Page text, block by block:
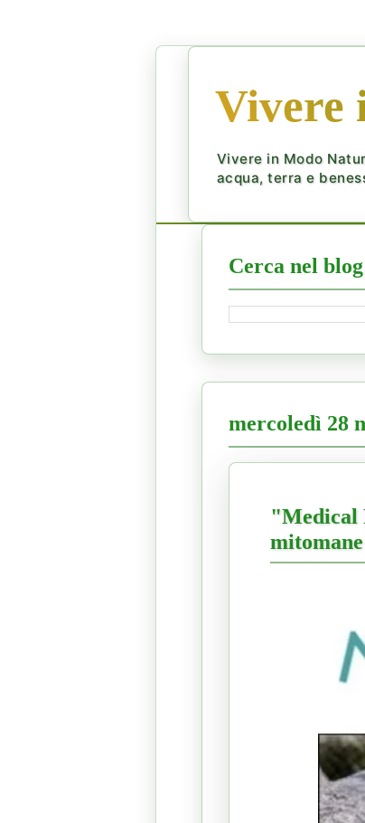
Vivere
Vivere in Modo
acqua, terra e
Cerca nel blog
mercoledì 28
"Medical